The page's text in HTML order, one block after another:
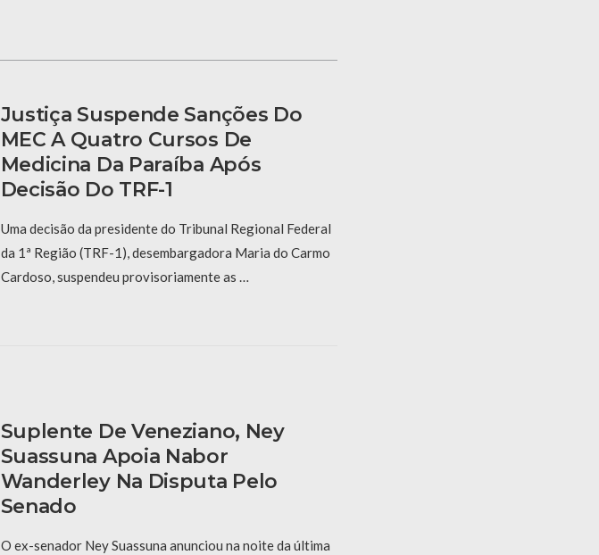
Justiça Suspende Sanções Do
MEC A Quatro Cursos De
Medicina Da Paraíba Após
Decisão Do TRF-1
Uma decisão da presidente do Tribunal Regional Federal
da 1ª Região (TRF-1), desembargadora Maria do Carmo
Cardoso, suspendeu provisoriamente as …
Suplente De Veneziano, Ney
Suassuna Apoia Nabor
Wanderley Na Disputa Pelo
Senado
O ex-senador Ney Suassuna anunciou na noite da última